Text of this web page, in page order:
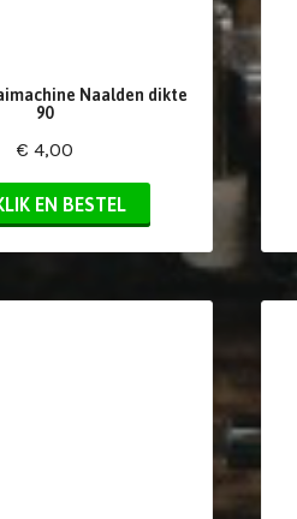
Naalden dikte
90
€ 4,00
EN BESTEL